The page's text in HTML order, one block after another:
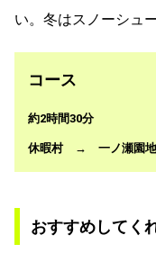
い。冬はスノーシュ
コース
約2時間30分
休暇村 → 一ノ瀬園
おすすめしてく